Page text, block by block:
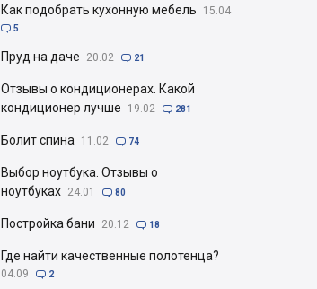
Как подобрать кухонную мебель 15.04
 5
Пруд на даче 20.02  21
Отзывы о кондиционерах. Какой
кондиционер лучше
19.02  281
Болит спина 11.02  74
Выбор ноутбука. Отзывы о
ноутбуках 24.01  80
Постройка бани 20.12  18
Где найти качественные полотенца?
04.09  2